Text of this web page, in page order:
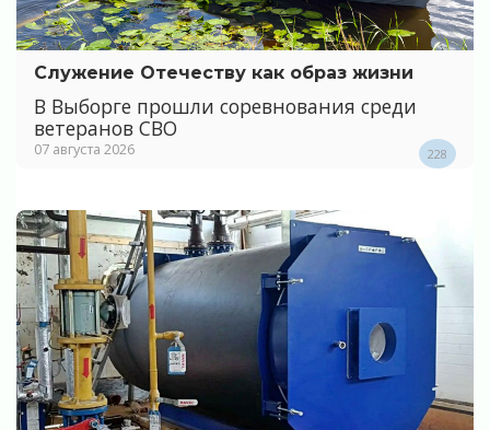
Служение Отечеству как образ жизни
В Выборге прошли соревнования среди
ветеранов СВО
07 августа 2026 228